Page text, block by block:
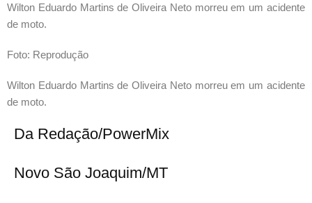
Wilton Eduardo Martins de Oliveira Neto morreu em um acidente
de moto.
Foto: Reprodução
Wilton Eduardo Martins de Oliveira Neto morreu em um acidente
de moto.
Da Redação/PowerMix
Novo São Joaquim/MT